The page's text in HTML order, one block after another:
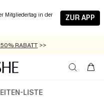
Mitgliedertag in der
ZUR APP
ARTIKEL >>
RABATT >>
EXTRA ERHALTEN
AB 89 €
LISTE